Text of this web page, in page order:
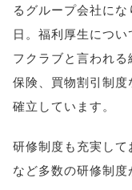
るグループ会社に
日。福利厚生につ
フクラブと言われ
保険、買物割引制
確立しています。
研修制度も充実し
など多数の研修制度